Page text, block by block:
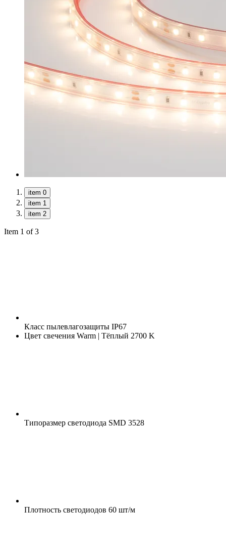
item 0
item 1
item 2
Item 1 of 3
Класс пылевлагозащиты IP67
Цвет свечения Warm | Тёплый 2700 K
Типоразмер светодиода SMD 3528
Плотность светодиодов 60 шт/м